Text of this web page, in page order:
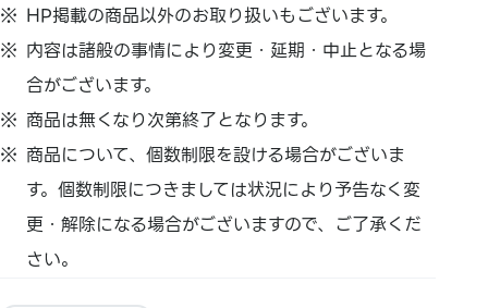
HP掲載の商品以外のお取り扱いもございます。
内容は諸般の事情により変更・延期・中止となる場
合がございます。
商品は無くなり次第終了となります。
商品について、個数制限を設ける場合がございま
す。個数制限につきましては状況により予告なく変
更・解除になる場合がございますので、ご了承くだ
さい。